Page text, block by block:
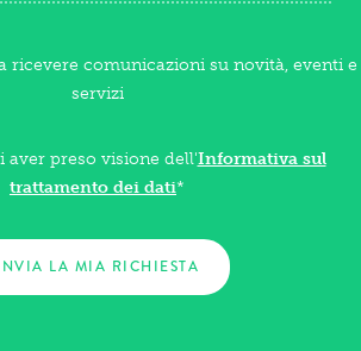
ricevere comunicazioni su novità, eventi e
servizi
aver preso visione dell'Informativa sul
trattamento dei dati*